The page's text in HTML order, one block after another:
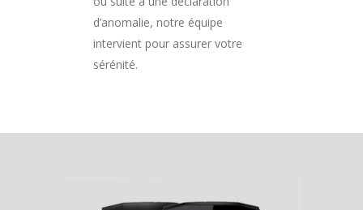
d’anomalie, notre équipe
intervient pour assurer votre
sérénité.